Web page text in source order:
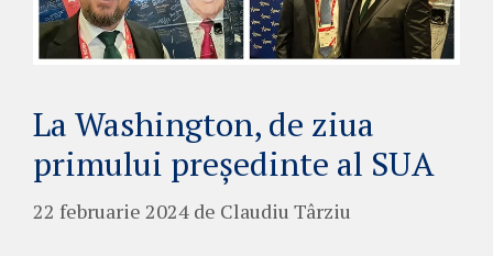
La Washington, de ziua
primului președinte al SUA
22 februarie 2024 de Claudiu Târziu